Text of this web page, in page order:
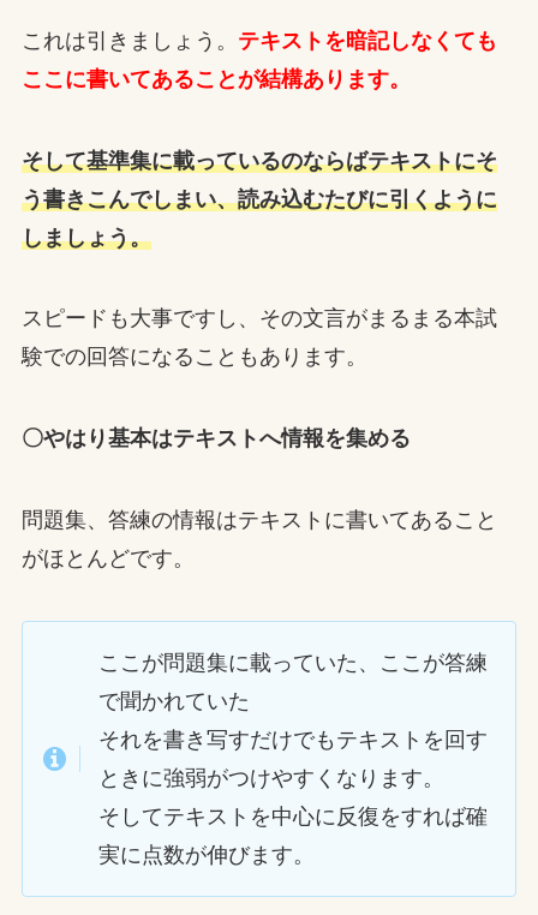
これは引きましょう。 テキストを暗記しなくても
ここに書いてあることが結構あります。
そして基準集に載っているのならばテキストにそ
う書きこんでしまい、読み込むたびに引くように
しましょう。
スピードも大事ですし、その文言がまるまる本試
験での回答になることもあります。
〇やはり基本はテキストへ情報を集める
問題集、答練の情報はテキストに書いてあること
がほとんどです。
ここが問題集に載っていた、ここが答練
で聞かれていた
それを書き写すだけでもテキストを回す
ときに強弱がつけやすくなります。
そしてテキストを中心に反復をすれば確
実に点数が伸びます。